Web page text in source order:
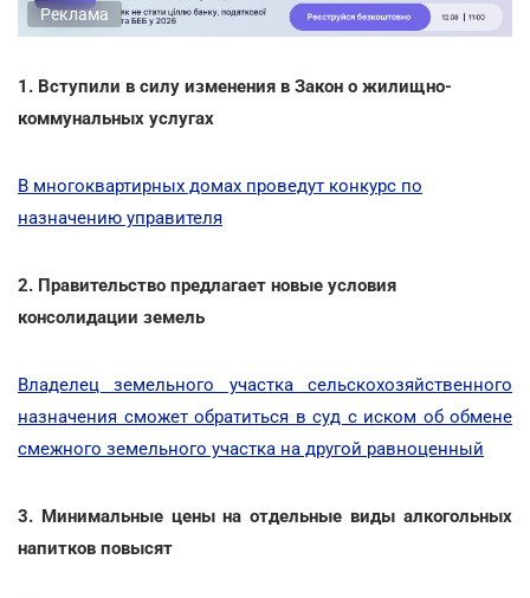
Реклама
1. Вступили в силу изменения в Закон о жилищно-
коммунальных услугах
В многоквартирных домах проведут конкурс по
назначению управителя
2. Правительство предлагает новые условия
консолидации земель
Владелец земельного участка сельскохозяйственного
назначения сможет обратиться в суд с иском об обмене
смежного земельного участка на другой равноценный
3. Минимальные цены на отдельные виды алкогольных
напитков повысят